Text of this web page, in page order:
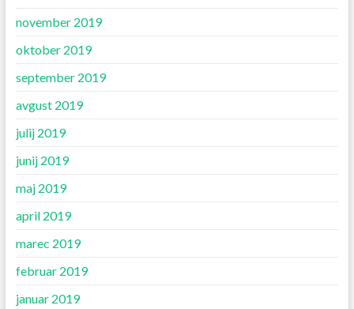
november 2019
oktober 2019
september 2019
avgust 2019
julij 2019
junij 2019
maj 2019
april 2019
marec 2019
februar 2019
januar 2019